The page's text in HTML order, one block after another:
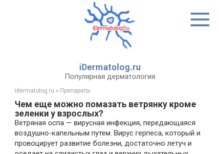
iDermatolog.ru
Популярная дерматология
idermatolog.ru » Препараты
Чем еще можно помазать ветрянку кроме
зеленки у взрослых?
Ветряная оспа — вирусная инфекция, передающаяся
воздушно-капельным путем. Вирус герпеса, который и
провоцирует развитие болезни, достаточно летуч и